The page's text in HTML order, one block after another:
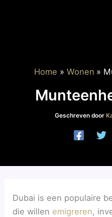
Home Wonen
Geschreven door
Dubai is een populaire
die willen emigreren,